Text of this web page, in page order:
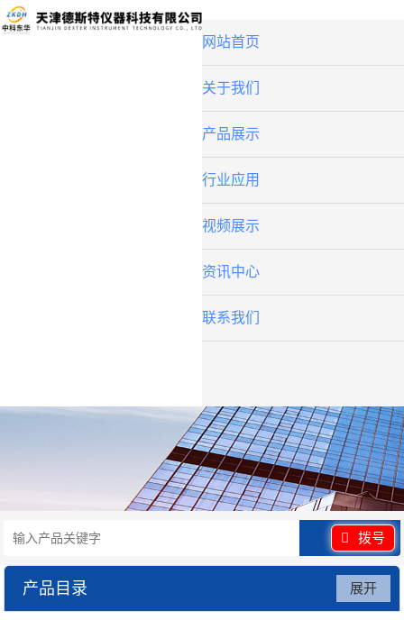
网站首页
关于我们
产品展示
行业应用
视频展示
资讯中心
联系我们
拨号
产品目录 展开